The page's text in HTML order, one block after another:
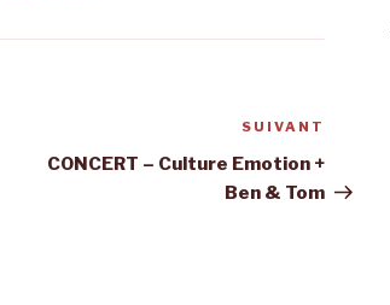
suivant
SUIVANT
CONCERT – Culture Emotion +
Ben & Tom